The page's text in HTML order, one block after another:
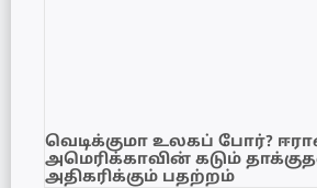
வெடிக்குமா உலகப் போர்?
அமெரிக்காவின் கடும்
அதிகரிக்கும் பதற்றம்